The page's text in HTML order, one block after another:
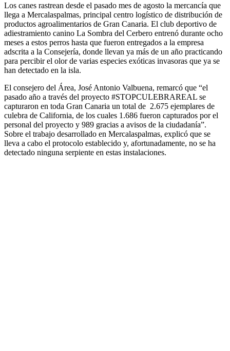
Los canes rastrean desde el pasado mes de agosto la mercancía que
llega a Mercalaspalmas, principal centro logístico de distribución de
productos agroalimentarios de Gran Canaria. El club deportivo de
adiestramiento canino La Sombra del Cerbero entrenó durante ocho
meses a estos perros hasta que fueron entregados a la empresa
adscrita a la Consejería, donde llevan ya más de un año practicando
para percibir el olor de varias especies exóticas invasoras que ya se
han detectado en la isla.
El consejero del Área, José Antonio Valbuena, remarcó que “el
pasado año a través del proyecto #STOPCULEBRAREAL se
capturaron en toda Gran Canaria un total de 2.675 ejemplares de
culebra de California, de los cuales 1.686 fueron capturados por el
personal del proyecto y 989 gracias a avisos de la ciudadanía”.
Sobre el trabajo desarrollado en Mercalaspalmas, explicó que se
lleva a cabo el protocolo establecido y, afortunadamente, no se ha
detectado ninguna serpiente en estas instalaciones.